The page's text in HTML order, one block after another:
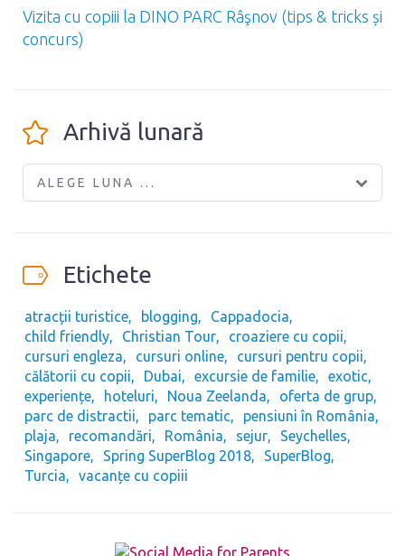
Vizita cu copiii la DINO PARC Râşnov (tips & tricks și
concurs)
Arhivă lunară
ALEGE LUNA ...
Etichete
atracții turistice blogging
Cappadocia
child friendly
Christian Tour
croaziere cu copii
cursuri engleza
cursuri online
cursuri pentru copii
călătorii cu copii
Dubai excursie de familie
exotic
experiențe
hoteluri Noua Zeelanda
oferta de grup
parc de distractii
parc tematic
pensiuni în România
plaja
recomandări România sejur
Seychelles
Singapore
Spring SuperBlog 2018
SuperBlog
Turcia
vacanțe cu copiii